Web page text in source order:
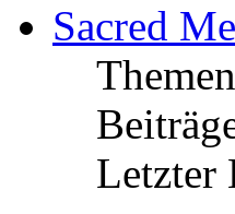
Sacred
Themen
Letzter